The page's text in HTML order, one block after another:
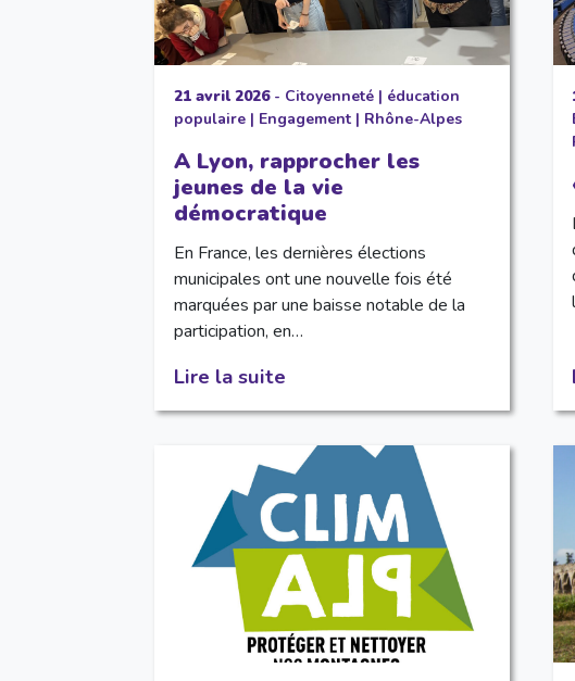
21 avril 2026- Citoyenneté| éducation
populaire| Engagement| Rhône-Alpes
A Lyon, rapprocher les
jeunes de la vie
démocratique
En France, les dernières élections
municipales ont une nouvelle fois été
marquées par une baisse notable de la
participation, en…
Lire la suite